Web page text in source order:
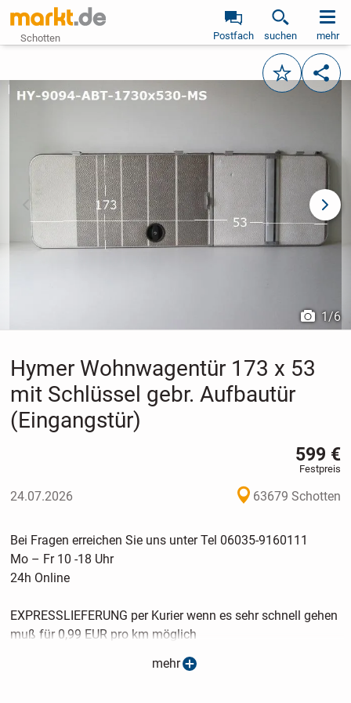
Schotten Postfach suchen mehr
Merken
vorheriges Bild
1/6
Hymer Wohnwagentür 173 x 53
mit Schlüssel gebr. Aufbautür
(Eingangstür)
599 €
Festpreis
24.07.2026 63679 Schotten
Bei Fragen erreichen Sie uns unter Tel 06035-9160111
Mo – Fr 10 -18 Uhr
24h Online
EXPRESSLIEFERUNG per Kurier wenn es sehr schnell gehen
muß für 0,99 EUR pro km möglich
mehr